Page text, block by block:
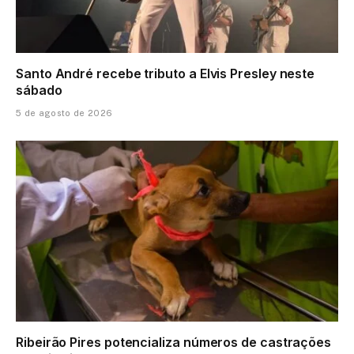
Santo André recebe tributo a Elvis Presley neste
sábado
5 de agosto de 2026
Ribeirão Pires potencializa números de castrações